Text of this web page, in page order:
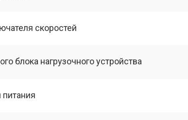
скоростей
блока нагрузочного устройства